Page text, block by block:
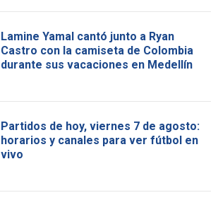
Lamine Yamal cantó junto a Ryan
Castro con la camiseta de Colombia
durante sus vacaciones en Medellín
Partidos de hoy, viernes 7 de agosto:
horarios y canales para ver fútbol en
vivo